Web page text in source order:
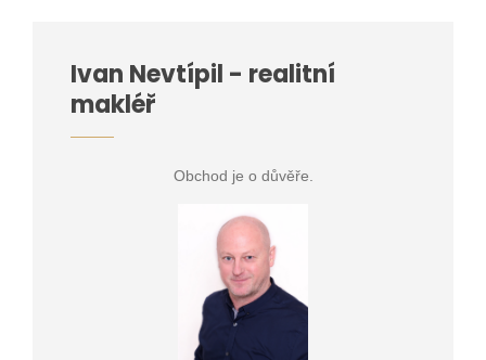
Ivan Nevtípil - realitní
makléř
Obchod je o důvěře.